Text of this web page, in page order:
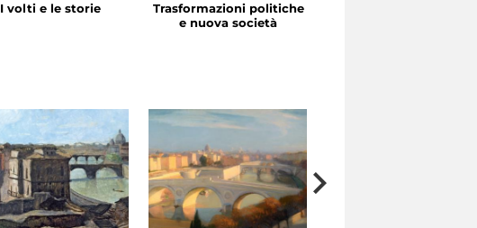
I volti e le storie
Trasformazioni politiche
e nuova società